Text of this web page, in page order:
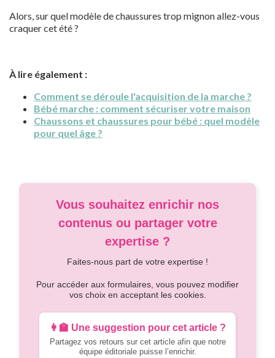
Alors, sur quel modèle de chaussures trop mignon allez-vous
craquer cet été ?
À lire également :
Comment se déroule l'acquisition de la marche ?
Bébé marche : comment sécuriser votre maison
Chaussons et chaussures pour bébé : quel modèle
pour quel âge ?
Vous souhaitez enrichir nos
contenus ou partager votre
expertise ?
Faites-nous part de votre expertise !
Pour accéder aux formulaires, vous pouvez modifier
vos choix en acceptant les cookies.
👩‍🏫 Une suggestion pour cet article ?
Partagez vos retours sur cet article afin que notre
équipe éditoriale puisse l’enrichir.